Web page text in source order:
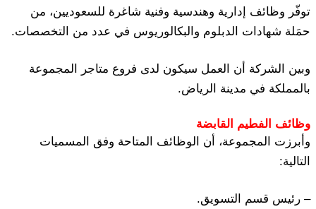
توفّر وظائف إدارية وهندسية وفنية شاغرة للسعوديين، من
حمَلة شهادات الدبلوم والبكالوريوس في عدد من التخصصات.
وبين الشركة أن العمل سيكون لدى فروع متاجر المجموعة
بالمملكة في مدينة الرياض.
وظائف الفطيم القابضة
وأبرزت المجموعة، أن الوظائف المتاحة وفق المسميات
التالية:
– رئيس قسم التسويق.